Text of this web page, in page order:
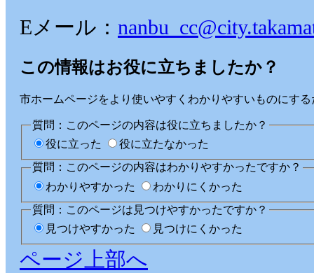
Eメール：
この情報はお役に立ちましたか？
市ホームページをより使いやすくわかりやすいものにす
質問：このページの内容は役に立ちましたか？
役に立った
役に立たなかった
質問：このページの内容はわかりやすかったですか？
わかりやすかった
わかりにくかった
質問：このページは見つけやすかったですか？
見つけやすかった
見つけにくかった
ページ上部へ